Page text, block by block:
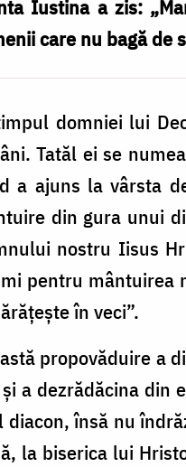
Iustina a zis:
care nu bagă de
domniei lui
Tatăl ei se
a ajuns la vârsta
din gura unui
nostru Iisus
pentru mântuirea
în veci”.
propovăduire a
a dezrădăcina din
diacon, însă nu
la biserica lui